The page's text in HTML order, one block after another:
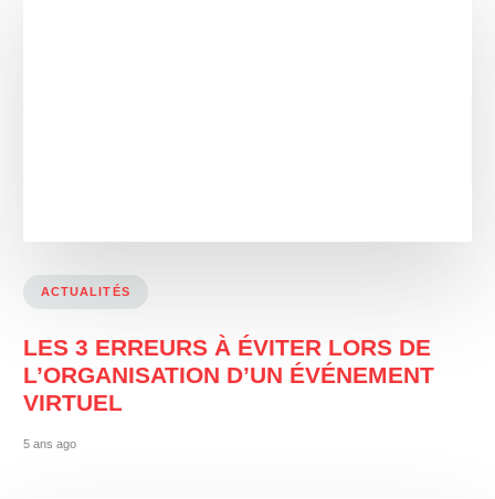
ACTUALITÉS
LES 3 ERREURS À ÉVITER LORS DE
L’ORGANISATION D’UN ÉVÉNEMENT
VIRTUEL
5 ans ago